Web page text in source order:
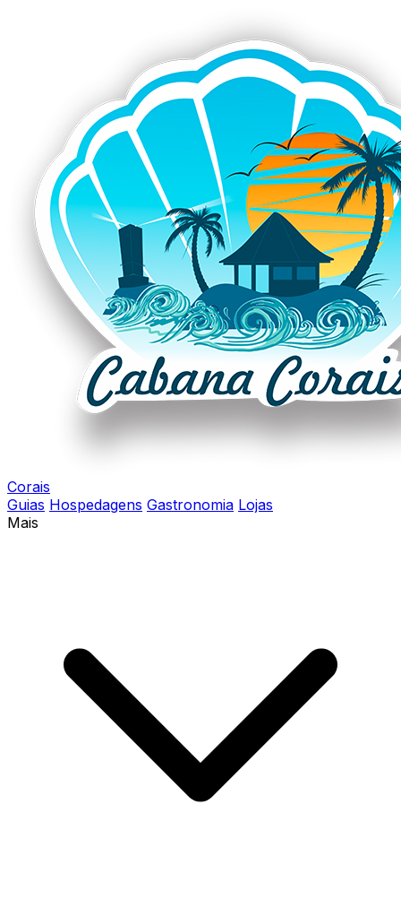
Corais
Guias Hospedagens Gastronomia Lojas
Mais